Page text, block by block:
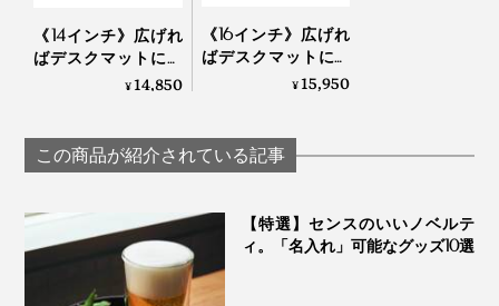
《14インチ》広げれ
ばデスクマットにな
る「ノートパソコン
¥14,850
《16インチ》広げれ
ばデスクマットにな
る「ノートパソコン
¥15,950
この商品が紹介されている記事
【特選】センスのいいノベルテ
ィ。「名入れ」可能なグッズ10選